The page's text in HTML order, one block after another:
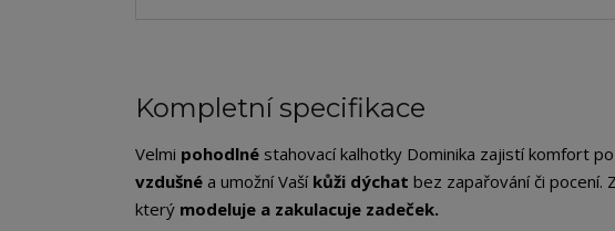
Kompletní specifikace
Velmi pohodlné stahovací kalhotky Dominika zajistí komfort
vzdušné a umožní Vaší kůži dýchat bez zapařování či pocení.
který modeluje a zakulacuje zadeček.